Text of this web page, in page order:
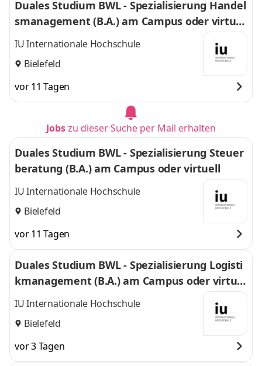
Duales Studium BWL - Spezialisierung Handel
smanagement (B.A.) am Campus oder virtuel
l
IU Internationale Hochschule
Bielefeld
vor 11 Tagen
Jobszu dieser Suche per Mail erhalten
Duales Studium BWL - Spezialisierung Steuer
beratung (B.A.) am Campus oder virtuell
IU Internationale Hochschule
Bielefeld
vor 11 Tagen
Duales Studium BWL - Spezialisierung Logisti
kmanagement (B.A.) am Campus oder virtuel
l
IU Internationale Hochschule
Bielefeld
vor 3 Tagen